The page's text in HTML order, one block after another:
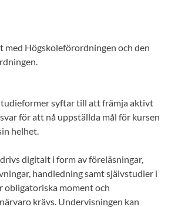
med Högskoleförordningen och den
syftar till att främja aktivt
för att nå uppställda mål för kursen
helhet.
digitalt i form av föreläsningar,
handledning samt självstudier i
obligatoriska moment och
krävs. Undervisningen kan